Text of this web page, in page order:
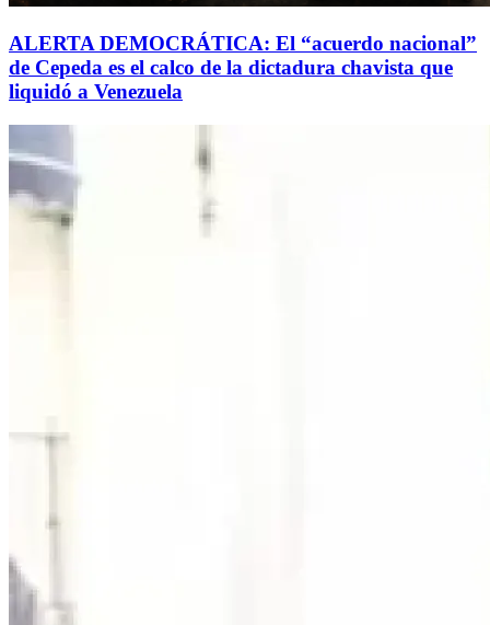
ALERTA DEMOCRÁTICA: El “acuerdo nacional”
de Cepeda es el calco de la dictadura chavista que
liquidó a Venezuela